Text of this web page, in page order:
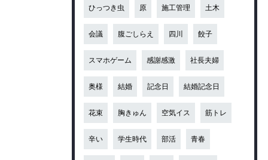
ひっつき虫 原 施工管理 土木
会議 腹ごしらえ 四川 餃子
スマホゲーム 感謝感激 社長夫婦
奥様 結婚 記念日 結婚記念日
花束 胸きゅん 空気イス 筋トレ
辛い 学生時代 部活 青春